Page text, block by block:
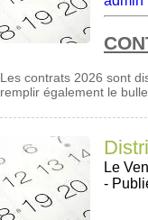
Les contrats 2026 sont
remplir également le
Le
-